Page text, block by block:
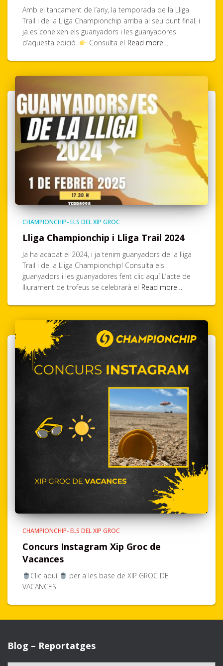
Amb el tancament de l’any, la temporada de la Lliga
Trail i de la Lliga Championchip arriba al seu punt final, i
ja es coneixen els guanyadors i les guanyadores
d’aquesta edició.
Consulta el Read more…
CHAMPIONCHIP- ELS DEL XIP GROC
Lliga Championchip i Lliga Trail 2024
Ja ha acabat el 2024, i ja tenim guanyadors de la lliga
Trail i de la Lliga Championchip! Consulta els
guanyadors i les guanyadores fent clic aquí L’acte de
lliurament de trofeus se celebrarà el Read more…
CHAMPIONCHIP- ELS DEL XIP GROC
Concurs Instagram Xip Groc de
Vacances
Clic aquí
per a les base de XIP GROC DE
VACANCES
Blog – Reportatges